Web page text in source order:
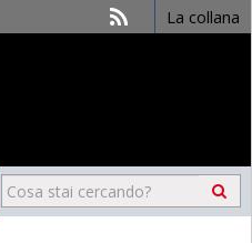
La collana